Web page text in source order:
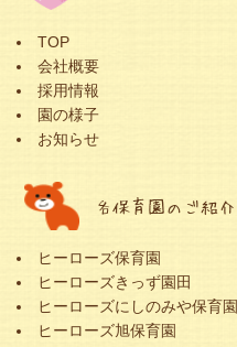
TOP
会社概要
採用情報
園の様子
お知らせ
各保育園のご紹介
ヒーローズ保育園
ヒーローズきっず園田
ヒーローズにしのみや保育園
ヒーローズ旭保育園